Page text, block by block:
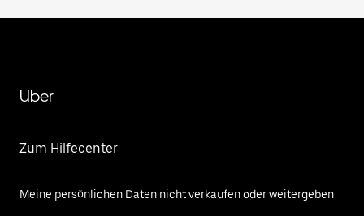
Uber
Zum Hilfecenter
Meine persönlichen Daten nicht verkaufen oder weitergeben